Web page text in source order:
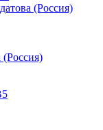
(Россия)